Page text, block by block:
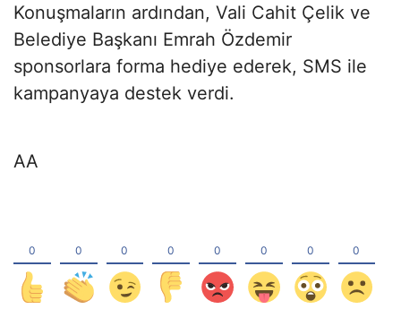
Konuşmaların ardından, Vali Cahit Çelik ve
Belediye Başkanı Emrah Özdemir
sponsorlara forma hediye ederek, SMS ile
kampanyaya destek verdi.
AA